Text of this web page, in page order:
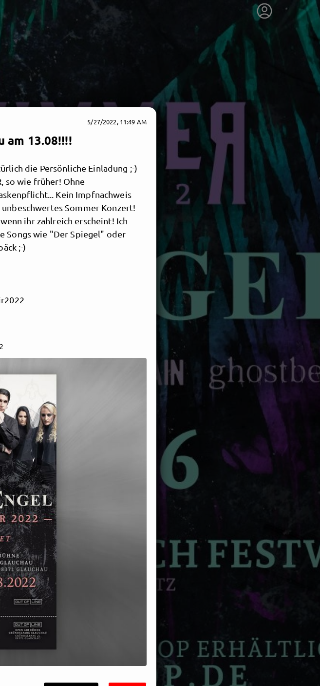
5/27/2022, 11:49 AM
am 13.08!!!!
die Persönliche Einladung ;-)
so wie früher! Ohne
Kein Impfnachweis
Sommer Konzert!
ihr zahlreich erscheint! Ich
Songs wie "Der Spiegel" oder
;-)